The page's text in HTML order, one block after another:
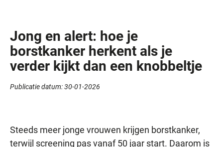
Jong en alert: hoe je
borstkanker herkent als je
verder kijkt dan een knobbeltje
Publicatie datum:30-01-2026
Steeds meer jonge vrouwen krijgen borstkanker,
terwijl screening pas vanaf 50 jaar start. Daarom is